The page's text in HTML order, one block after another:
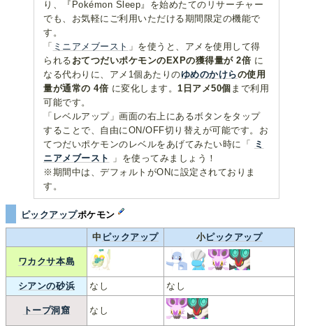
り、『Pokémon Sleep』を始めたてのリサーチャー
でも、お気軽にご利用いただける期間限定の機能で
す。
「 ミニアメブースト 」を使うと、アメを使用して得
られる おてつだいポケモンのEXPの獲得量が 2倍 に
なる代わりに、アメ1個あたりのゆめのかけらの使用
量が通常の 4倍 に変化します。1日アメ50個 まで利用
可能です。
「レベルアップ」画面の右上にあるボタンをタップ
することで、自由にON/OFF切り替えが可能です。お
てつだいポケモンのレベルをあげてみたい時に「
ミ
ニアメブースト
」を使ってみましょう！
※期間中は、デフォルトがONに設定されておりま
す。
ピックアップポケモン
中 ピックアップ 小ピックアップ
ワカクサ本島
シアンの砂浜 なし なし
トープ洞窟 なし